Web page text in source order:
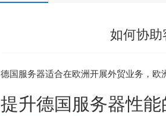
如何协
德国服务器适合在欧洲开展外贸业务，欧
提升德国服务器性